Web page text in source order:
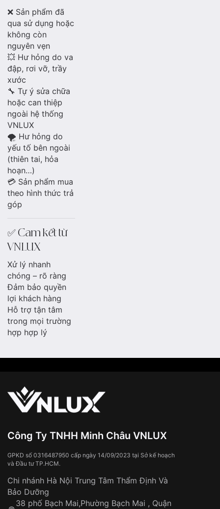
❌ Sản phẩm đã
qua sử dụng hoặc
không còn
nguyên vẹn
💥 Hư hỏng do va
đập, rơi vỡ, trầy
xước
🔧 Tự ý sửa chữa
hoặc can thiệp
ngoài hệ thống
VNLUX
🌪️ Hư hỏng do
yếu tố bên ngoài
(thiên tai, hỏa
hoạn…)
💳 Sản phẩm mua
theo hình thức trả
góp
✅ Cam kết từ
VNLUX
Xử lý nhanh
chóng – rõ ràng
Đảm bảo quyền
lợi khách hàng
Hỗ trợ tận tâm
trong mọi trường
hợp hợp lý
Công Ty TNHH Minh Châu VNLUX
GPKD số 0316487950 cấp ngày 14/09/2023 tại Sở kế hoạch
và Đầu tư TP.HCM.
Chi nhánh Hà Nội Trung Tâm Thẩm Định Và
Bảo Dưỡng
38 phố Bạch Mai,Phường Bạch Mai , Quận